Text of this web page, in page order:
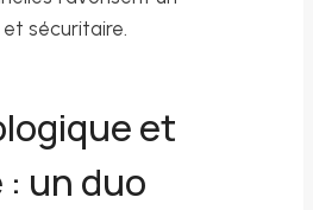
sécuritaire.
et
un duo